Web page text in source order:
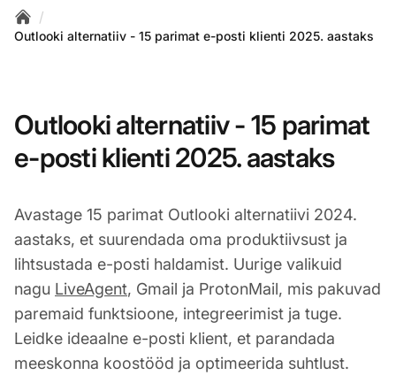
Home
/
Outlooki alternatiiv - 15 parimat e-posti klienti 2025. aastaks
Outlooki alternatiiv - 15 parimat
e-posti klienti 2025. aastaks
Avastage 15 parimat Outlooki alternatiivi 2024.
aastaks, et suurendada oma produktiivsust ja
lihtsustada e-posti haldamist. Uurige valikuid
nagu LiveAgent, Gmail ja ProtonMail, mis pakuvad
paremaid funktsioone, integreerimist ja tuge.
Leidke ideaalne e-posti klient, et parandada
meeskonna koostööd ja optimeerida suhtlust.